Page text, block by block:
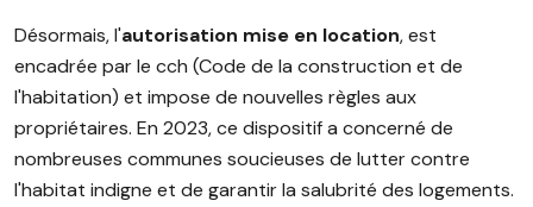
Désormais, l'autorisation mise en location, est
encadrée par le cch (Code de la construction et de
l'habitation) et impose de nouvelles règles aux
propriétaires. En 2023, ce dispositif a concerné de
nombreuses communes soucieuses de lutter contre
l'habitat indigne et de garantir la salubrité des logements.